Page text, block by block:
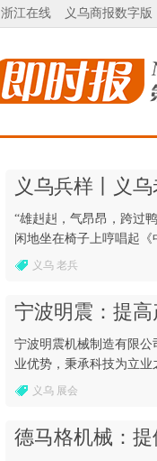
浙江在线 义乌商报数字版
义乌兵样丨义
“雄赳赳，气昂昂，跨过
闲地坐在椅子上哼唱起《
义乌 老兵
宁波明震：提
宁波明震机械制造有限
业优势，秉承科技为立业
义乌 展会
德马格机械：